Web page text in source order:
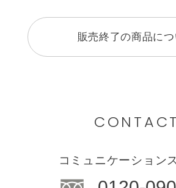
販売終了の商品につ
CONTACT
コミュニケーション